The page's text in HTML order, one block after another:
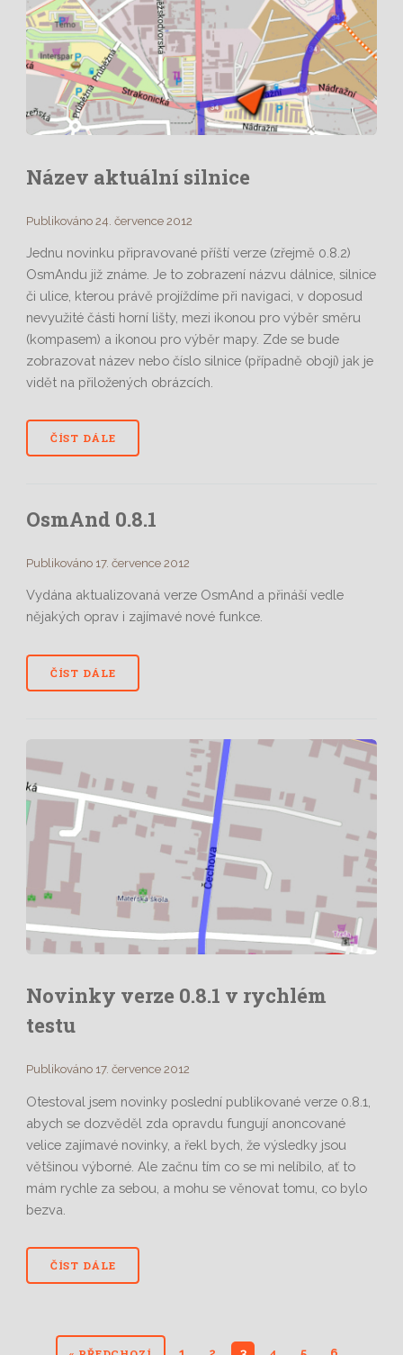
Název aktuální silnice
Publikováno 24. července 2012
Jednu novinku připravované příští verze (zřejmě 0.8.2)
OsmAndu již známe. Je to zobrazení názvu dálnice, silnice
či ulice, kterou právě projíždíme při navigaci, v doposud
nevyužité části horní lišty, mezi ikonou pro výběr směru
(kompasem) a ikonou pro výběr mapy. Zde se bude
zobrazovat název nebo číslo silnice (případně obojí) jak je
vidět na přiložených obrázcích.
ČÍST DÁLE
OsmAnd 0.8.1
Publikováno 17. července 2012
Vydána aktualizovaná verze OsmAnd a přináší vedle
nějakých oprav i zajímavé nové funkce.
ČÍST DÁLE
Novinky verze 0.8.1 v rychlém
testu
Publikováno 17. července 2012
Otestoval jsem novinky poslední publikované verze 0.8.1,
abych se dozvěděl zda opravdu fungují anoncované
velice zajímavé novinky, a řekl bych, že výsledky jsou
většinou výborné. Ale začnu tím co se mi nelíbilo, ať to
mám rychle za sebou, a mohu se věnovat tomu, co bylo
bezva.
ČÍST DÁLE